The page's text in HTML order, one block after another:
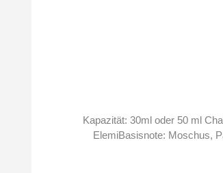
ElemiBasisnote: Moschus,